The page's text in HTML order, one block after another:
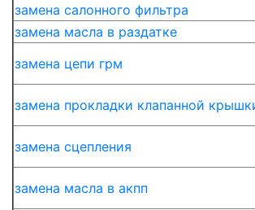
замена салонного фильтра
замена масла в раздатке
замена цепи грм
замена прокладки клапанной
замена сцепления
замена масла в акпп